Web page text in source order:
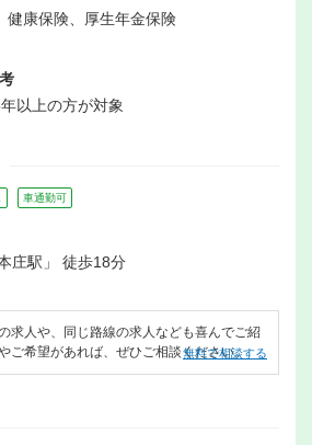
健康保険、厚生年金保険
以上の方が対象
車通勤可
庄駅」 徒歩18分
求人や、同じ路線の求人なども喜んでご紹
ご希望があれば、ぜひご相談ください。
無料で相談する